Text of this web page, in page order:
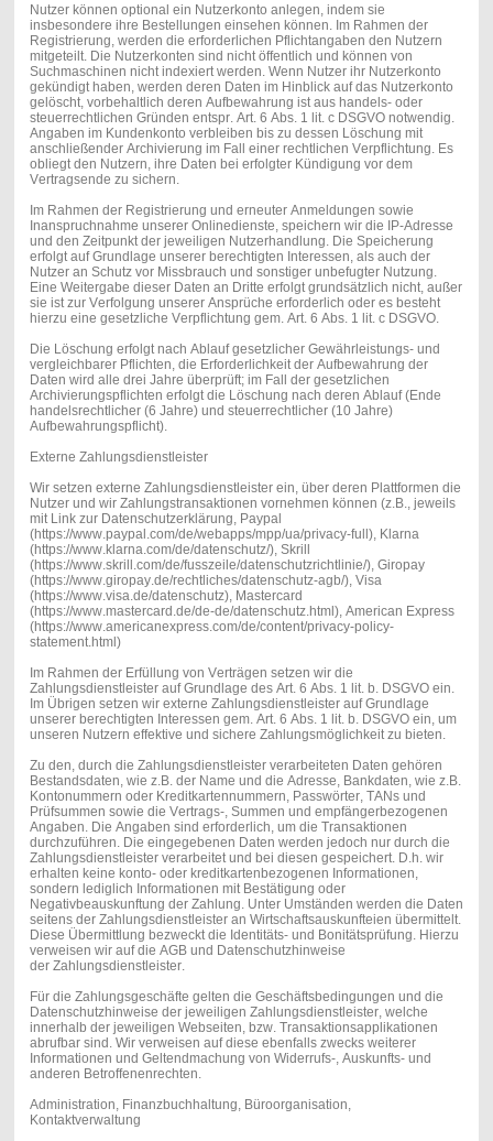
Nutzer können optional ein Nutzerkonto anlegen, indem sie
insbesondere ihre Bestellungen einsehen können. Im Rahmen der
Registrierung, werden die erforderlichen Pflichtangaben den Nutzern
mitgeteilt. Die Nutzerkonten sind nicht öffentlich und können von
Suchmaschinen nicht indexiert werden. Wenn Nutzer ihr Nutzerkonto
gekündigt haben, werden deren Daten im Hinblick auf das Nutzerkonto
gelöscht, vorbehaltlich deren Aufbewahrung ist aus handels- oder
steuerrechtlichen Gründen entspr. Art. 6 Abs. 1 lit. c DSGVO notwendig.
Angaben im Kundenkonto verbleiben bis zu dessen Löschung mit
anschließender Archivierung im Fall einer rechtlichen Verpflichtung. Es
obliegt den Nutzern, ihre Daten bei erfolgter Kündigung vor dem
Vertragsende zu sichern.
Im Rahmen der Registrierung und erneuter Anmeldungen sowie
Inanspruchnahme unserer Onlinedienste, speichern wir die IP-Adresse
und den Zeitpunkt der jeweiligen Nutzerhandlung. Die Speicherung
erfolgt auf Grundlage unserer berechtigten Interessen, als auch der
Nutzer an Schutz vor Missbrauch und sonstiger unbefugter Nutzung.
Eine Weitergabe dieser Daten an Dritte erfolgt grundsätzlich nicht, außer
sie ist zur Verfolgung unserer Ansprüche erforderlich oder es besteht
hierzu eine gesetzliche Verpflichtung gem. Art. 6 Abs. 1 lit. c DSGVO.
Die Löschung erfolgt nach Ablauf gesetzlicher Gewährleistungs- und
vergleichbarer Pflichten, die Erforderlichkeit der Aufbewahrung der
Daten wird alle drei Jahre überprüft; im Fall der gesetzlichen
Archivierungspflichten erfolgt die Löschung nach deren Ablauf (Ende
handelsrechtlicher (6 Jahre) und steuerrechtlicher (10 Jahre)
Aufbewahrungspflicht).
Externe Zahlungsdienstleister
Wir setzen externe Zahlungsdienstleister ein, über deren Plattformen die
Nutzer und wir Zahlungstransaktionen vornehmen können (z.B., jeweils
mit Link zur Datenschutzerklärung, Paypal
(https://www.paypal.com/de/webapps/mpp/ua/privacy-full), Klarna
(https://www.klarna.com/de/datenschutz/), Skrill
(https://www.skrill.com/de/fusszeile/datenschutzrichtlinie/), Giropay
(https://www.giropay.de/rechtliches/datenschutz-agb/), Visa
(https://www.visa.de/datenschutz), Mastercard
(https://www.mastercard.de/de-de/datenschutz.html), American Express
(https://www.americanexpress.com/de/content/privacy-policy-
statement.html)
Im Rahmen der Erfüllung von Verträgen setzen wir die
Zahlungsdienstleister auf Grundlage des Art. 6 Abs. 1 lit. b. DSGVO ein.
Im Übrigen setzen wir externe Zahlungsdienstleister auf Grundlage
unserer berechtigten Interessen gem. Art. 6 Abs. 1 lit. b. DSGVO ein, um
unseren Nutzern effektive und sichere Zahlungsmöglichkeit zu bieten.
Zu den, durch die Zahlungsdienstleister verarbeiteten Daten gehören
Bestandsdaten, wie z.B. der Name und die Adresse, Bankdaten, wie z.B.
Kontonummern oder Kreditkartennummern, Passwörter, TANs und
Prüfsummen sowie die Vertrags-, Summen und empfängerbezogenen
Angaben. Die Angaben sind erforderlich, um die Transaktionen
durchzuführen. Die eingegebenen Daten werden jedoch nur durch die
Zahlungsdienstleister verarbeitet und bei diesen gespeichert. D.h. wir
erhalten keine konto- oder kreditkartenbezogenen Informationen,
sondern lediglich Informationen mit Bestätigung oder
Negativbeauskunftung der Zahlung. Unter Umständen werden die Daten
seitens der Zahlungsdienstleister an Wirtschaftsauskunfteien übermittelt.
Diese Übermittlung bezweckt die Identitäts- und Bonitätsprüfung. Hierzu
verweisen wir auf die AGB und Datenschutzhinweise
der Zahlungsdienstleister.
Für die Zahlungsgeschäfte gelten die Geschäftsbedingungen und die
Datenschutzhinweise der jeweiligen Zahlungsdienstleister, welche
innerhalb der jeweiligen Webseiten, bzw. Transaktionsapplikationen
abrufbar sind. Wir verweisen auf diese ebenfalls zwecks weiterer
Informationen und Geltendmachung von Widerrufs-, Auskunfts- und
anderen Betroffenenrechten.
Administration, Finanzbuchhaltung, Büroorganisation,
Kontaktverwaltung